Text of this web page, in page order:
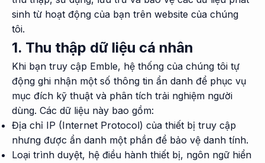
sinh từ hoạt động của bạn trên website của chúng
tôi.
1. Thu thập dữ liệu cá nhân
Khi bạn truy cập Emble, hệ thống của chúng tôi tự
động ghi nhận một số thông tin ẩn danh để phục vụ
mục đích kỹ thuật và phân tích trải nghiệm người
dùng. Các dữ liệu này bao gồm:
Địa chỉ IP (Internet Protocol) của thiết bị truy cập
nhưng được ẩn danh một phần để bảo vệ danh tính.
Loại trình duyệt, hệ điều hành thiết bị, ngôn ngữ hiển